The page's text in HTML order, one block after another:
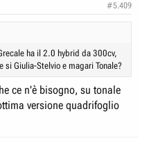
#5.409
ha il 2.0 hybrid da 300cv,
Giulia-Stelvio e magari Tonale?
ce n'è bisogno, su tonale
versione quadrifoglio